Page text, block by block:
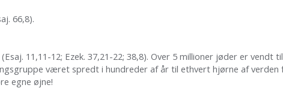
66,8).
11,11-12; Ezek. 37,21-22; 38,8). Over 5 millioner jøder er
været spredt i hundreder af år til ethvert hjørne af verden
egne øjne!